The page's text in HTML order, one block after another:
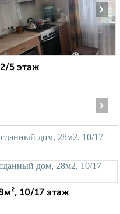
›
5 этаж
›
10/17 этаж